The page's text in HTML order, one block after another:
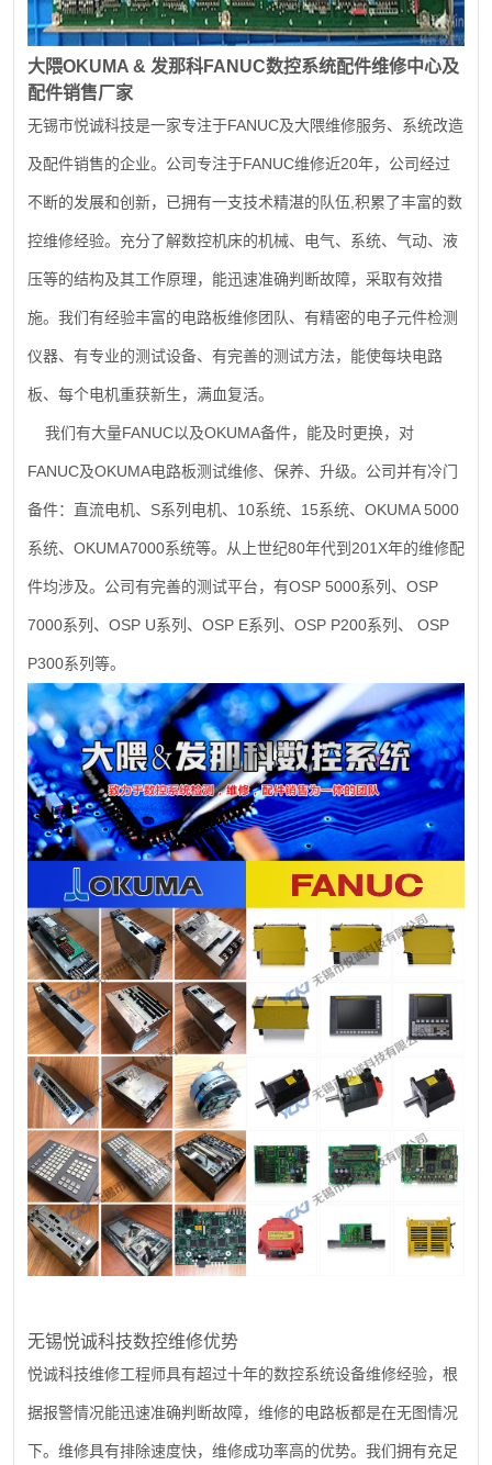
大隈OKUMA & 发那科FANUC数控系统配件维修中心及
配件销售厂家
无锡市悦诚科技是一家专注于FANUC及大隈维修服务、系统改造
及配件销售的企业。公司专注于FANUC维修近20年，公司经过
不断的发展和创新，已拥有一支技术精湛的队伍 ,积累了丰富的数
控维修经验。充分了解数控机床的机械、电气、系统、气动、液
压等的结构及其工作原理，能迅速准确判断故障，采取有效措
施。我们有经验丰富的电路板维修团队、有精密的电子元件检测
仪器、有专业的测试设备、有完善的测试方法，能使每块电路
板、每个电机重获新生，满血复活。
我们有大量FANUC以及OKUMA备件，能及时更换，对
FANUC及OKUMA电路板测试维修、保养、升级。公司并有冷门
备件：直流电机、 S系列电机、 10系统、 15系统、 OKUMA 5000
系统、 OKUMA7000系统等。从上世纪80年代到 201X年的维修配
件均涉及。公司有完善的测试平台，有OSP 5000系列、 OSP
7000系列、 OSP U系列、 OSP E系列、 OSP P200系列、 OSP
P300系列等。
无锡悦诚科技数控维修优势
悦诚科技维修工程师具有超过十年的数控系统设备维修经验，根
据报警情况能迅速准确判断故障，维修的电路板都是在无图情况
下。维修具有排除速度快，维修成功率高的优势。我们拥有充足